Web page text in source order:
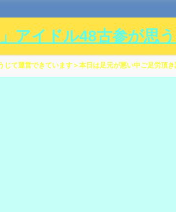
アイドル48古参が思
て運営できています＞本日は足元が悪い中ご足労頂き